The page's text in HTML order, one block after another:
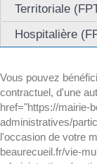
Territoriale
Hospitalière
Vous pouvez
contractuel, d'une
href="https://mairie-
administratives/
l'occasion de votre
beaurecueil.fr/vie-